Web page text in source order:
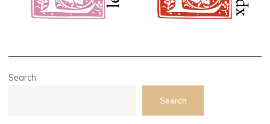
Search
Search